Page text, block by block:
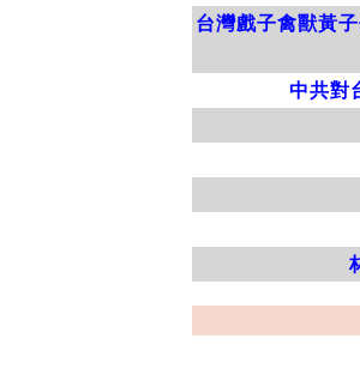
台灣戲子禽獸黃
中共對